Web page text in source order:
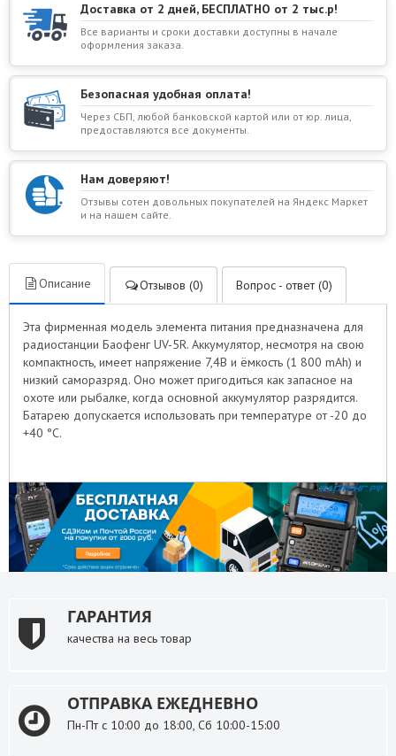
Доставка от 2 дней, БЕСПЛАТНО от 2 тыс.р!
Все варианты и сроки доставки доступны в начале
оформления заказа.
Безопасная удобная оплата!
Через СБП, любой банковской картой или от юр. лица,
предоставляются все документы.
Нам доверяют!
Отзывы сотен довольных покупателей на Яндекс Маркет
и на нашем сайте.
Описание Отзывов (0) Вопрос - ответ (0)
Эта фирменная модель элемента питания предназначена для
радиостанции Баофенг UV-5R. Аккумулятор, несмотря на свою
компактность, имеет напряжение 7,4В и ёмкость (1 800 mAh) и
низкий саморазряд. Оно может пригодиться как запасное на
охоте или рыбалке, когда основной аккумулятор разрядится.
Батарею допускается использовать при температуре от -20 до
+40 °С.
ГАРАНТИЯ
качества на весь товар
ОТПРАВКА ЕЖЕДНЕВНО
Пн-Пт с 10:00 до 18:00, Сб 10:00-15:00